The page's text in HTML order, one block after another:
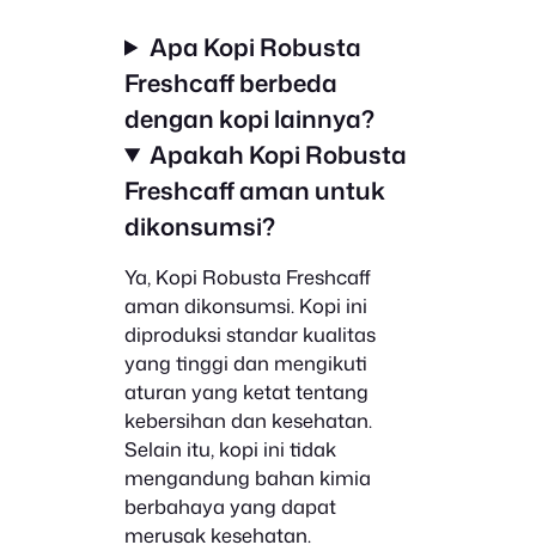
Apa Kopi Robusta
Freshcaff berbeda
dengan kopi lainnya?
Apakah Kopi Robusta
Freshcaff aman untuk
dikonsumsi?
Ya, Kopi Robusta Freshcaff
aman dikonsumsi. Kopi ini
diproduksi standar kualitas
yang tinggi dan mengikuti
aturan yang ketat tentang
kebersihan dan kesehatan.
Selain itu, kopi ini tidak
mengandung bahan kimia
berbahaya yang dapat
merusak kesehatan.